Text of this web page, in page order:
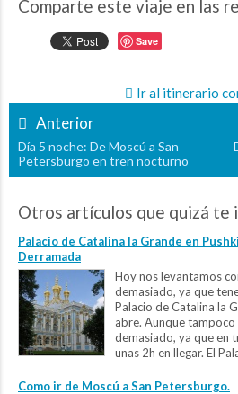
Comparte este viaje en las
Save
Ir al itinerario
Anterior
Día 5 noche: De Moscú a San
Petersburgo en tren nocturno
Otros artículos que quizá te
Palacio de Catalina la Grande en
Derramada
Hoy nos levantamos
demasiado, ya que
Palacio de Catalina la
abre. Aunque
demasiado, ya que en
unas 2h en llegar. El
Como ir de Moscú a San Petersburgo.